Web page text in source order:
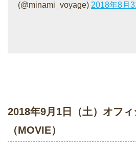
(@minami_voyage) 2018年8月
2018年9月1日（土）オフ
（MOVIE）